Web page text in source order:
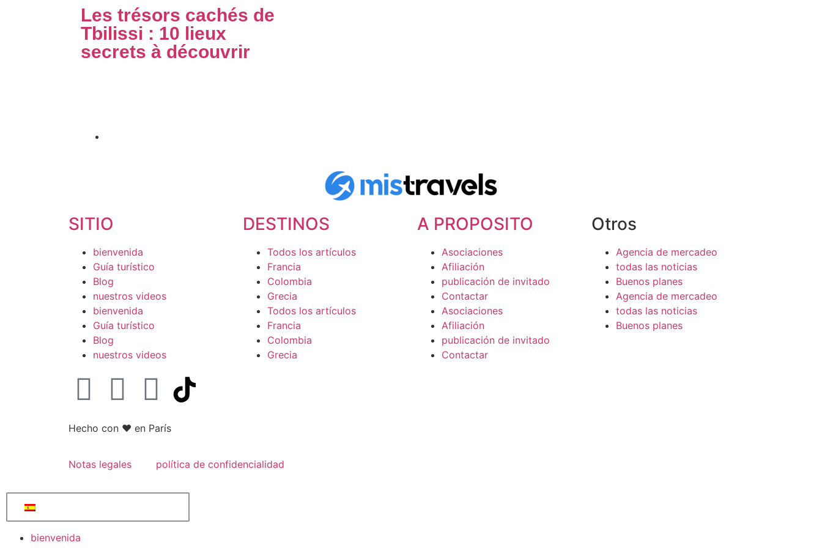
Les trésors cachés de
Tbilissi : 10 lieux
secrets à découvrir
SITIO
bienvenida
Guía turístico
Blog
nuestros videos
bienvenida
Guía turístico
Blog
nuestros videos
DESTINOS
Todos los artículos
Francia
Colombia
Grecia
Todos los artículos
Francia
Colombia
Grecia
A PROPOSITO
Asociaciones
Afiliación
publicación de invitado
Contactar
Asociaciones
Afiliación
publicación de invitado
Contactar
Otros
Agencia de mercadeo
todas las noticias
Buenos planes
Agencia de mercadeo
todas las noticias
Buenos planes
Hecho con ❤ en París
Notas legales política de confidencialidad
bienvenida